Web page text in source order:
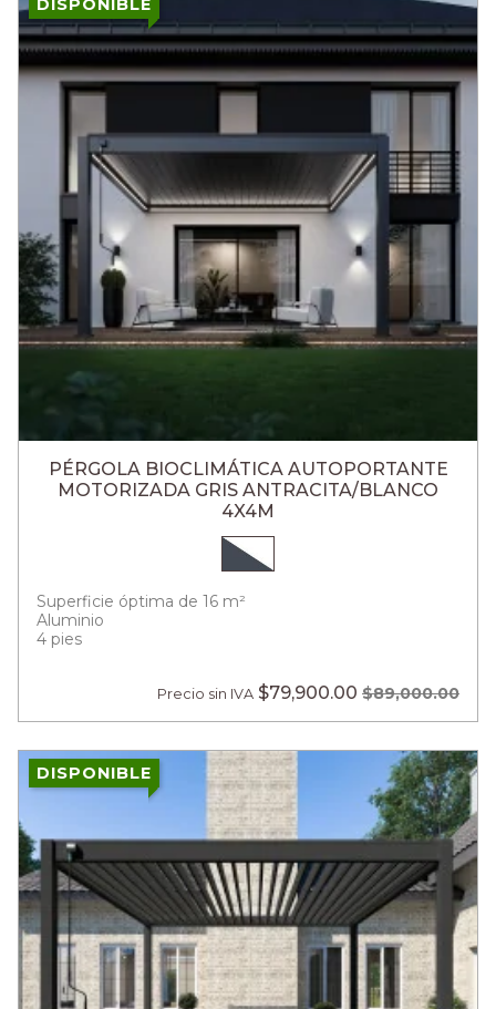
DISPONIBLE
PÉRGOLA BIOCLIMÁTICA AUTOPORTANTE
MOTORIZADA GRIS ANTRACITA/BLANCO
4X4M
Superficie óptima de 16 m²
Aluminio
4 pies
Precio sin IVA $79,900.00 $89,000.00
DISPONIBLE